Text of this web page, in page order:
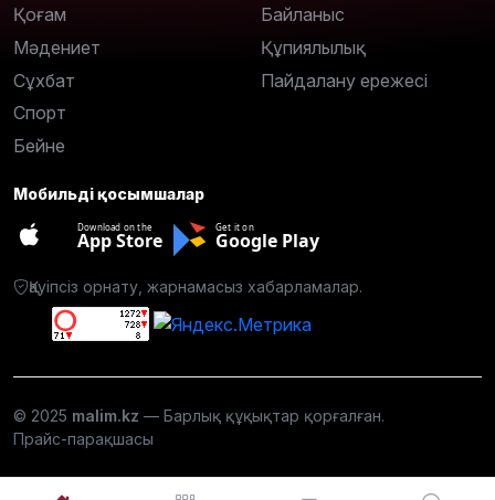
Қоғам
Мәдениет
Сұхбат
Спорт
Бейне
Байланыс
Құпиялылық
Пайдалану ережесі
Мобильді қосымшалар
Download on the
App Store
Get it on
Google Play
Қауіпсіз орнату, жарнамасыз хабарламалар.
© 2025 malim.kz — Барлық құқықтар қорғалған.
Прайс-парақшасы